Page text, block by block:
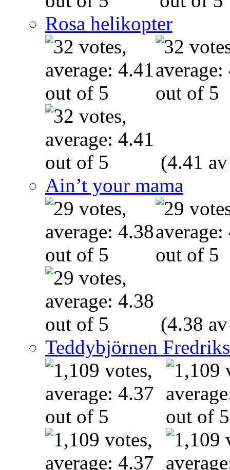
Rosa helikopter
(4.41
Ain’t your mama
(4.38
Teddybjörnen